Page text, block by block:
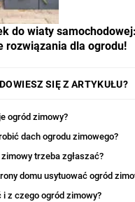
do wiaty samochodowej:
rozwiązania dla ogrodu!
SIĘ Z ARTYKUŁU?
ogród zimowy?
dach ogrodu zimowego?
trzeba zgłaszać?
domu usytuować ogród
i z czego ogród zimowy?